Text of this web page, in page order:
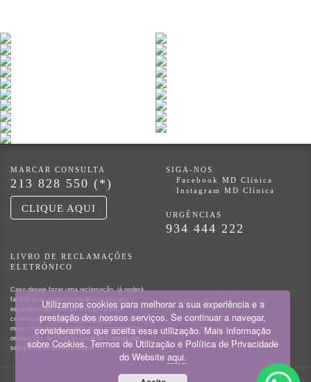
MARCAR CONSULTA
213 828 550 (*)
CLIQUE AQUI
SIGA-NOS
Facebook MD Clínica
Instagram MD Clínica
URGÊNCIAS
934 444 222
LIVRO DE RECLAMAÇÕES
ELETRÓNICO
Caso deseje fazer uma reclamação, já poderá
fazê-lo através desta plataforma eletrónica
equivalente ao Livro de Reclamações
convencional:livroreclamacoes.pt.Para obter
mais informações, poderá ainda consultar as
orientações da Direção-Geral do Consumidor
sobre esta ferramenta online.
Utilizamos cookies para melhorar a sua experiência e a
prestação dos nossos serviços. Se continuar a navegar,
consideramos que aceita essa utilização. Mais informação
sobre Cookies, Termos de Utilização e Política de Privacidade
do Website aqui.